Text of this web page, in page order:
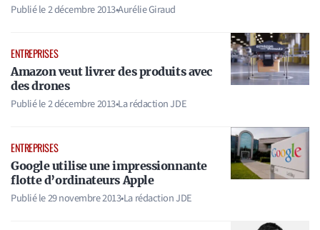
Publié le2 décembre 2013•Aurélie Giraud
ENTREPRISES
Amazon veut livrer des produits avec
des drones
Publié le2 décembre 2013•La rédaction JDE
ENTREPRISES
Google utilise une impressionnante
flotte d’ordinateurs Apple
Publié le29 novembre 2013•La rédaction JDE